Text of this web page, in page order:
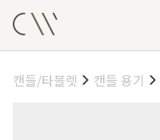
캔들/타블렛 캔들 용기